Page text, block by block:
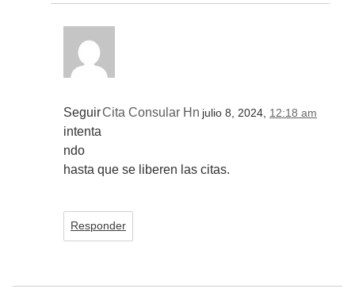
Cita Consular Hn julio 8, 2024, 12:18 am
Seguir
intenta
ndo
hasta que se liberen las citas.
Responder